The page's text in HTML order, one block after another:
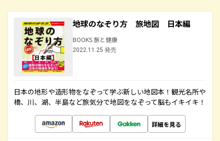
地球のなぞり方 旅地図 日本編
BOOKS 旅と健康
2022.11.25 発売
日本の地形や造形物をなぞって学ぶ新しい地図本！観光名所や
橋、川、湖、半島など旅気分で地図をなぞって脳もイキイキ！
詳細を見る